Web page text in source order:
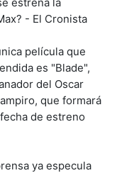
película que
es "Blade",
del Oscar
que formará
de estreno
ya especula